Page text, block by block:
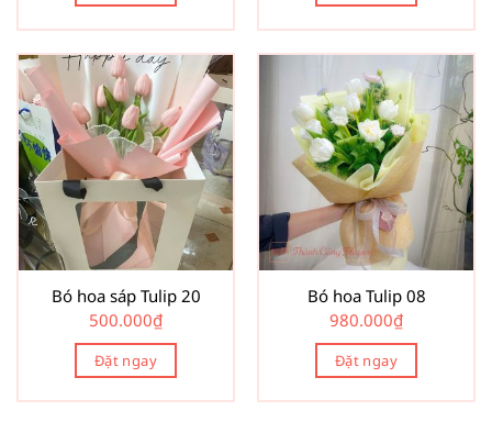
Bó hoa sáp Tulip 20
500.000₫
Đặt ngay
Bó hoa Tulip 08
980.000₫
Đặt ngay